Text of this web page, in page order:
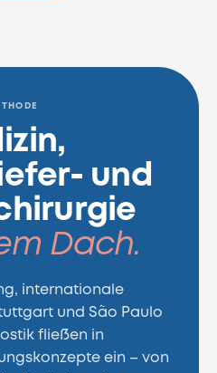
und
Dach.
internationale
und São Paulo
fließen in
ein – von